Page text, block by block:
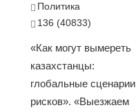
Политика
136 (40833)
«Как могут вымереть
казахстанцы:
глобальные сценарии
рисков». «Выезжаем